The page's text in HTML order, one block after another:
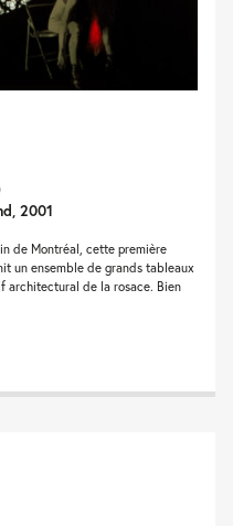
2001
de Montréal, cette première
un ensemble de grands tableaux
architectural de la rosace. Bien